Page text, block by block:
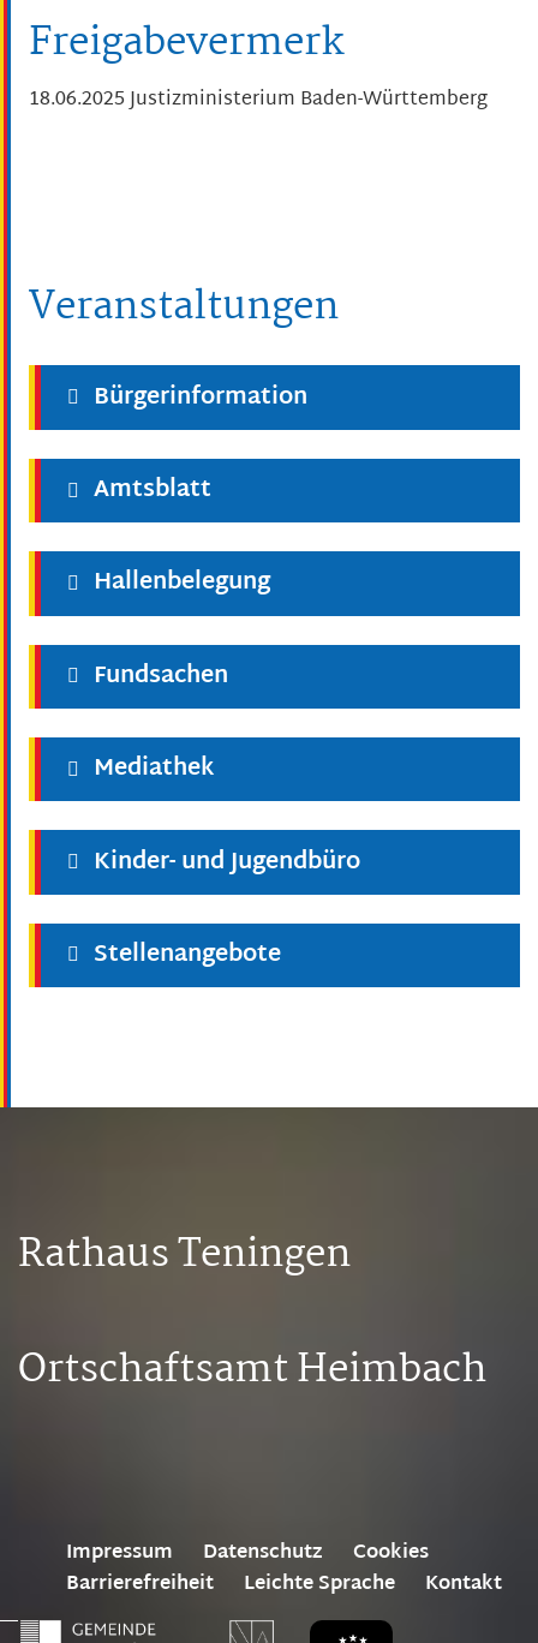
Freigabevermerk
18.06.2025 Justizministerium Baden-Württemberg
Veranstaltungen
Bürgerinformation
Amtsblatt
Hallenbelegung
Fundsachen
Mediathek
Kinder- und Jugendbüro
Stellenangebote
Rathaus Teningen
Ortschaftsamt Heimbach
Impressum Datenschutz
Cookies
Barrierefreiheit
Leichte Sprache Kontakt